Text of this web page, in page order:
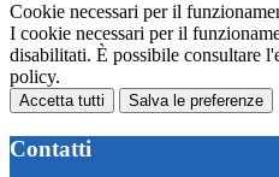
Cookie necessari per il
I cookie necessari per il
disabilitati. È possibile consultare
policy.
Accetta tutti Salva le preferenze
Contatti